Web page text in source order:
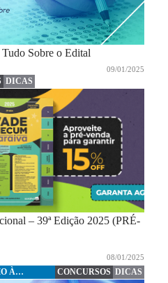
Sobre o Edital
09/01/2025
DICAS
– 39ª Edição 2025 (PRÉ-
08/01/2025
À
CONCURSOS DICAS